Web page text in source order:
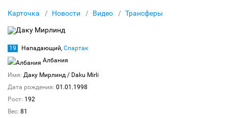
Карточка Новости Видео Трансферы
19 Нападающий, Спартак
Албания
Имя: Даку Мирлинд / Daku Mirli
Дата рождения: 01.01.1998
Рост: 192
Вес: 81